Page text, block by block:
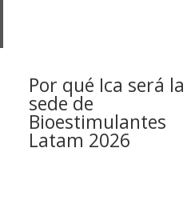
Por qué Ica será la
sede de
Bioestimulantes
Latam 2026